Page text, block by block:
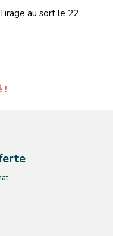
au sort le 22
!